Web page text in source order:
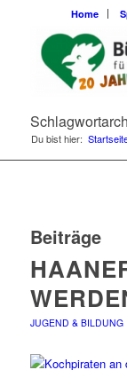
Home
Du bist hier:
Beiträge
JUGEND & BILDUNG